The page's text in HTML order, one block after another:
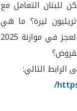
للبنان التعامل مع
العجز الكبير في الموازنة الذي يصل إلى 17 تريليون ليرة؟ ما هي
الخيارات المتاحة أمام الحكومة اللبنانية لتمويل العجز في موازنة 2025
التالي: